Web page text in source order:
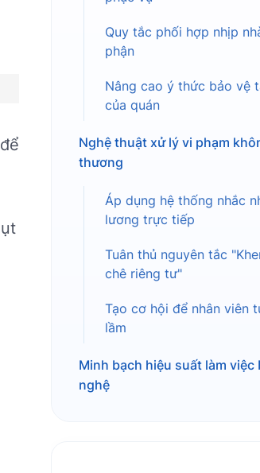
Quy tắc phối hợp nhịp
phận
Nâng cao ý thức bảo vệ
của quán
Nghệ thuật xử lý vi phạm
thương
Áp dụng hệ thống nhắc
lương trực tiếp
Tuân thủ nguyên tắc
chê riêng tư"
Tạo cơ hội để nhân viên
lầm
Minh bạch hiệu suất làm việc
nghệ